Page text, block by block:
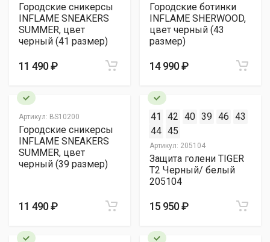
Городские сникерсы
INFLAME SNEAKERS
SUMMER, цвет
черный (41 размер)
11 490 ₽
Городские ботинки
INFLAME SHERWOOD,
цвет черный (43
размер)
14 990 ₽
Артикул: BS10200
Городские сникерсы
INFLAME SNEAKERS
SUMMER, цвет
черный (39 размер)
11 490 ₽
41 42 40 39 46 43
44 45
Артикул: 205104
Защита голени TIGER
Т2 Черный/ белый
205104
15 950 ₽